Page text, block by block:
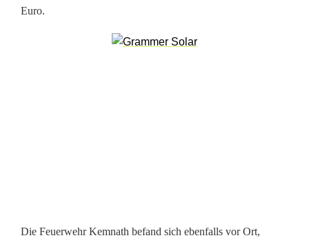
K
k
Euro.
Die Feuerwehr Kemnath befand sich ebenfalls vor Ort,